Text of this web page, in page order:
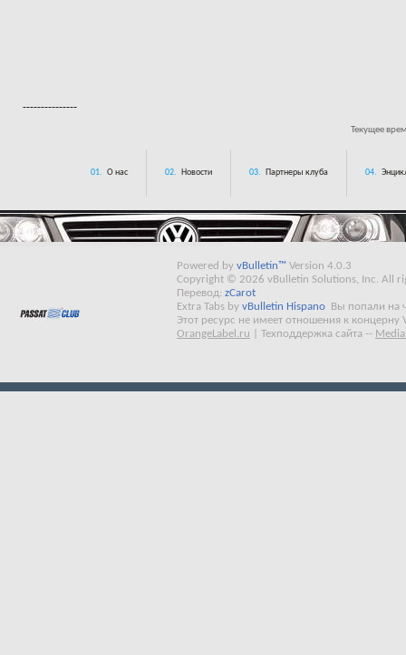
---------------
Текущее
01. О нас 02. Новости 03. Партнеры клуба 04.
Powered by vBulletin™ Version 4.0.3
Copyright © 2026 vBulletin Solutions, Inc. All
Перевод: zCarot
Extra Tabs by vBulletin Hispano
Вы попали на
Этот ресурс не имеет отношения к концерну
OrangeLabel.ru
Техподдержка сайта --